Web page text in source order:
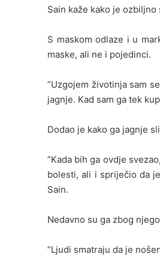
Sain kaže kako je
S maskom odlaze i u
maske, ali ne i pojedinci.
”Uzgojem životinja sam
jagnje. Kad sam ga tek
Dodao je kako ga jagnje
”Kada bih ga ovdje
bolesti, ali i spriječio da
Sain.
Nedavno su ga zbog
”Ljudi smatraju da je